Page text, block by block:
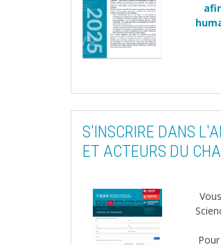
S'INSCRIRE DANS
ET ACTEURS DU
Image